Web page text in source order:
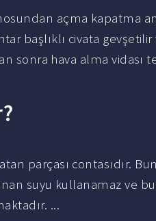
açma kapatma
başlıklı civata gevşetilir
sonra hava alma vidası
parçası contasıdır.
suyu kullanamaz ve bu
...